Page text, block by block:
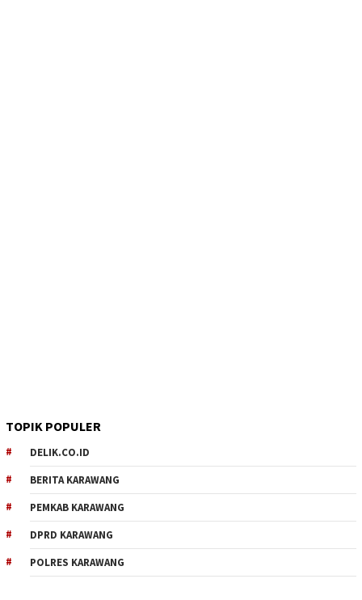
TOPIK POPULER
DELIK.CO.ID
BERITA KARAWANG
PEMKAB KARAWANG
DPRD KARAWANG
POLRES KARAWANG